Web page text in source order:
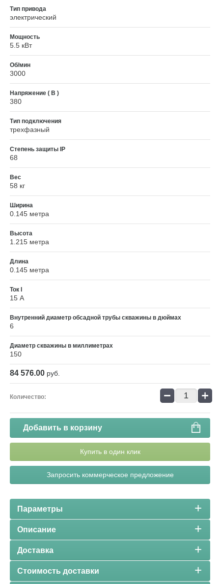
Тип привода
электрический
Мощность
5.5 кВт
Об/мин
3000
Напряжение ( В )
380
Тип подключения
трехфазный
Степень защиты IP
68
Вес
58 кг
Ширина
0.145 метра
Высота
1.215 метра
Длина
0.145 метра
Ток I
15 А
Внутренний диаметр обсадной трубы скважины в дюймах
6
Диаметр скважины в миллиметрах
150
84 576.00 руб.
Количество: − +
Добавить в корзину
Купить в один клик
Запросить коммерческое предложение
Параметры
Описание
Доставка
Стоимость доставки